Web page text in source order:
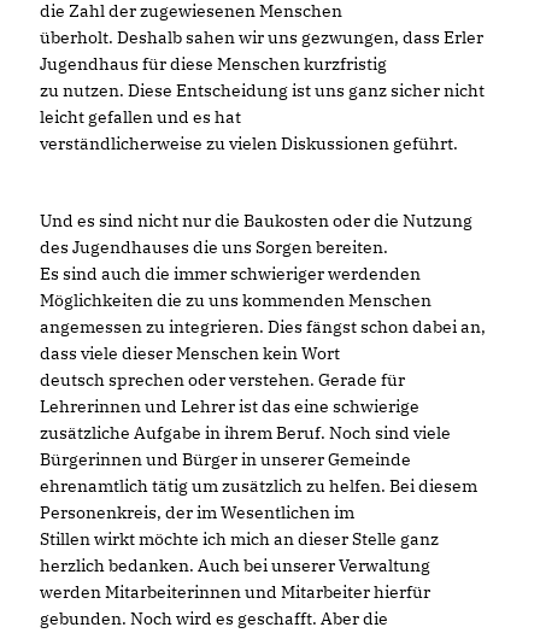
die Zahl der zugewiesenen Menschen
überholt. Deshalb sahen wir uns gezwungen, dass Erler
Jugendhaus für diese Menschen kurzfristig
zu nutzen. Diese Entscheidung ist uns ganz sicher nicht
leicht gefallen und es hat
verständlicherweise zu vielen Diskussionen geführt.
Und es sind nicht nur die Baukosten oder die Nutzung
des Jugendhauses die uns Sorgen bereiten.
Es sind auch die immer schwieriger werdenden
Möglichkeiten die zu uns kommenden Menschen
angemessen zu integrieren. Dies fängst schon dabei an,
dass viele dieser Menschen kein Wort
deutsch sprechen oder verstehen. Gerade für
Lehrerinnen und Lehrer ist das eine schwierige
zusätzliche Aufgabe in ihrem Beruf. Noch sind viele
Bürgerinnen und Bürger in unserer Gemeinde
ehrenamtlich tätig um zusätzlich zu helfen. Bei diesem
Personenkreis, der im Wesentlichen im
Stillen wirkt möchte ich mich an dieser Stelle ganz
herzlich bedanken. Auch bei unserer Verwaltung
werden Mitarbeiterinnen und Mitarbeiter hierfür
gebunden. Noch wird es geschafft. Aber die